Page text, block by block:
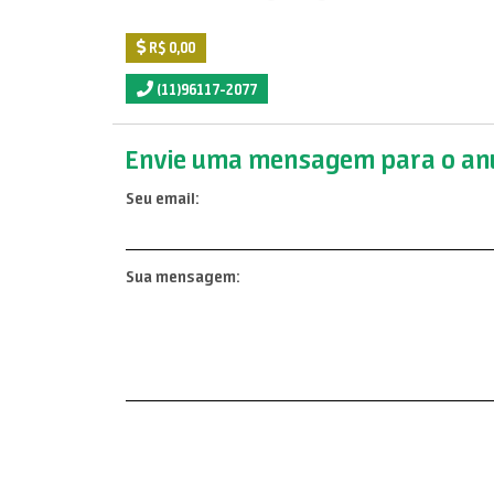
R$ 0,00
(11)96117-2077
Envie uma mensagem para o
Seu email:
Sua mensagem: